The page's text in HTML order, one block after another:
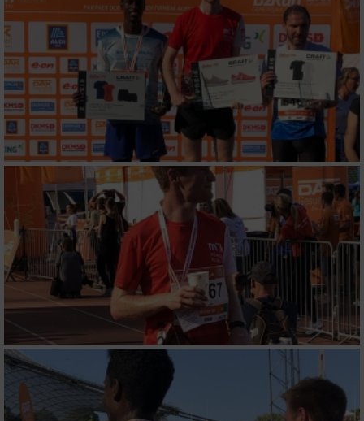
Speichern von oder Zugriff auf Informationen
auf einem Endgerät
Verwendung reduzierter Daten zur Auswahl
von Werbeanzeigen
Erstellung von Profilen für personalisierte
Werbung
Verwendung von Profilen zur Auswahl
personalisierter Werbung
Erstellung von Profilen zur Personalisierung
von Inhalten
Verwendung von Profilen zur Auswahl
personalisierter Inhalte
Messung der Werbeleistung
Messung der Performance von Inhalten
Analyse von Zielgruppen durch Statistiken